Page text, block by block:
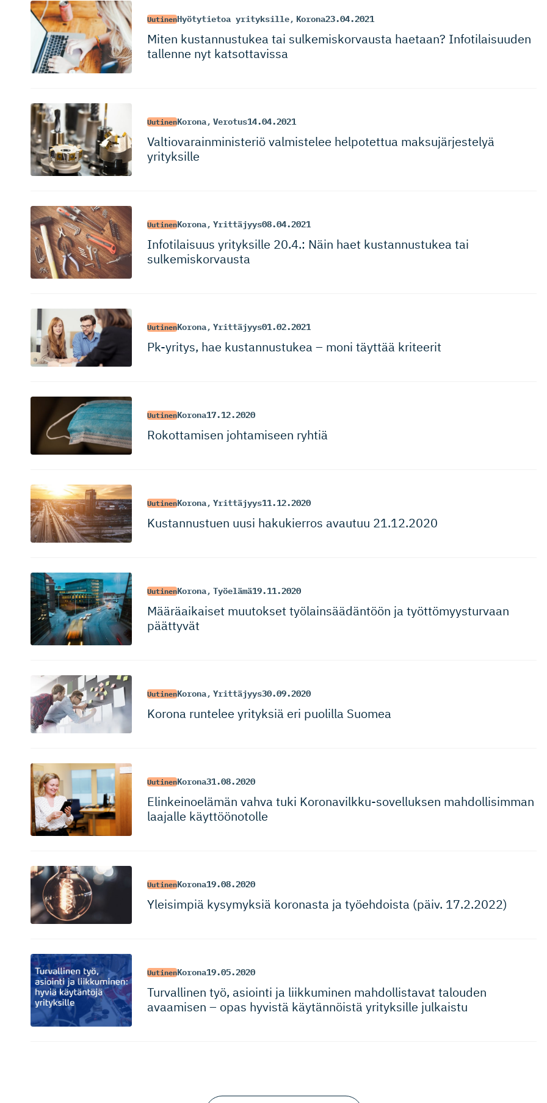
UutinenHyötytietoa yrityksille, Korona23.04.2021
Miten kustannustukea tai sulkemiskor­vausta haetaan? Infotilai­suuden
tallenne nyt katsottavissa
UutinenKorona, Verotus14.04.2021
Valtiovarain­mi­nisteriö valmistelee helpotettua maksujärjestelyä
yrityksille
UutinenKorona, Yrittäjyys08.04.2021
Infotilaisuus yrityksille 20.4.: Näin haet kustannustukea tai
sulkemiskorvausta
UutinenKorona, Yrittäjyys01.02.2021
Pk-yritys, hae kustannustukea – moni täyttää kriteerit
UutinenKorona17.12.2020
Rokottamisen johtamiseen ryhtiä
UutinenKorona, Yrittäjyys11.12.2020
Kustannustuen uusi hakukierros avautuu 21.12.2020
UutinenKorona, Työelämä19.11.2020
Määräaikaiset muutokset työlainsää­däntöön ja työttömyys­turvaan
päättyvät
UutinenKorona, Yrittäjyys30.09.2020
Korona runtelee yrityksiä eri puolilla Suomea
UutinenKorona31.08.2020
Elinkeinoelämän vahva tuki Koronavilk­ku-so­vel­luksen mahdollisimman
laajalle käyttöönotolle
UutinenKorona19.08.2020
Yleisimpiä kysymyksiä koronasta ja työehdoista (päiv. 17.2.2022)
UutinenKorona19.05.2020
Turvallinen työ, asiointi ja liikkuminen mahdollistavat talouden
avaamisen – opas hyvistä käytännöistä yrityksille julkaistu